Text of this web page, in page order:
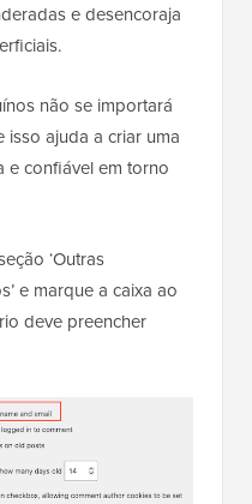
e desencoraja
não se importará
isso ajuda a criar uma
e confiável em torno
‘Outras
e marque a caixa ao
deve preencher